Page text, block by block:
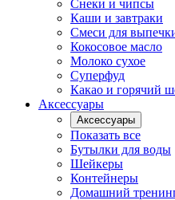
Снеки и чипсы
Каши и завтраки
Смеси для
Кокосовое масло
Молоко сухое
Суперфуд
Какао и горячий
Аксессуары
Аксессуары
Показать все
Бутылки для воды
Шейкеры
Контейнеры
Домашний